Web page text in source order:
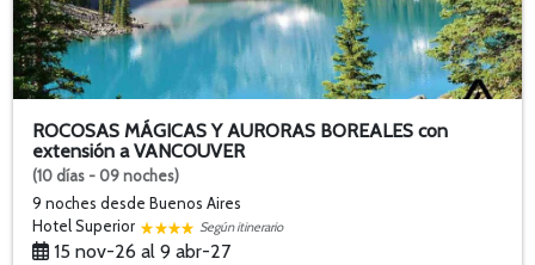
ROCOSAS MÁGICAS Y AURORAS BOREALES con
extensión a VANCOUVER
(10 días - 09 noches)
9 nochesdesde Buenos Aires
Hotel Superior
Según itinerario
15 nov-26 al 9 abr-27